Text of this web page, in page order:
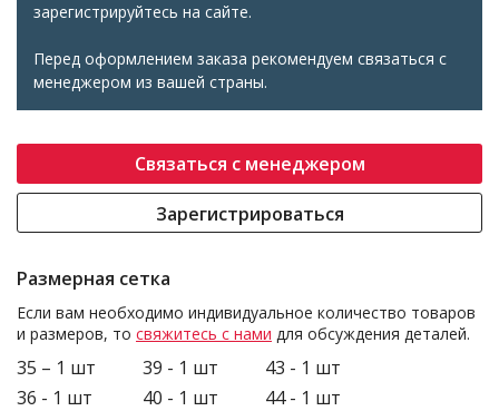
зарегистрируйтесь на сайте.
Перед оформлением заказа рекомендуем связаться с
менеджером из вашей страны.
Связаться с менеджером
Зарегистрироваться
Размерная сетка
Если вам необходимо индивидуальное количество товаров
и размеров, то свяжитесь с нами для обсуждения деталей.
35 – 1 шт
36 - 1 шт
39 - 1 шт
40 - 1 шт
43 - 1 шт
44 - 1 шт